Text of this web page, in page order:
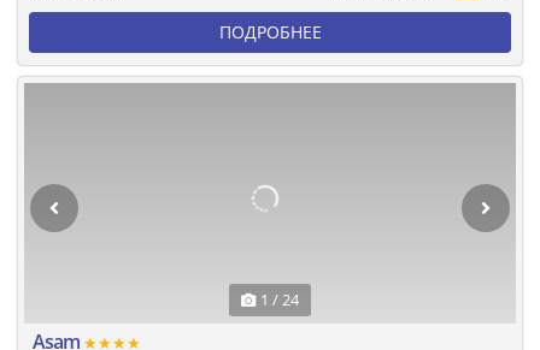
ПОДРОБНЕЕ
1 / 24
Asam ★★★★